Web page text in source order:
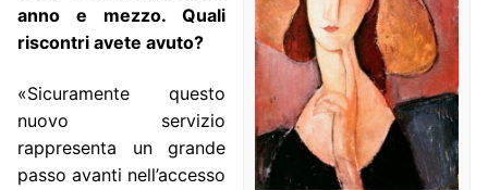
anno e mezzo. Quali
riscontri avete avuto?
«Sicuramente questo
nuovo servizio
rappresenta un grande
passo avanti nell’accesso